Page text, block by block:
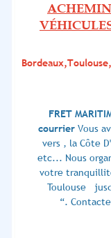
FRET
courrier Vous
vers , la Côte
etc... Nous
votre
Toulouse
“.